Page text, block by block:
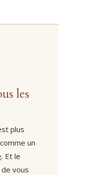
les
plus
un
. Et le
vous